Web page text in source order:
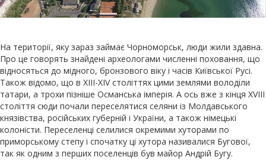
На території, яку зараз займає Чорноморськ, люди жили здавна.
Про це говорять знайдені археологами численні поховання, що
відносяться до мідного, бронзового віку і часів Київської Русі.
Також відомо, що в XIII-XIV століттях цими землями володіли
татари, а трохи пізніше Османська імперія. А ось вже з кінця XVIII
століття сюди почали переселятися селяни із Молдавського
князівства, російських губерній і України, а також німецькі
колоністи. Переселенці селилися окремими хуторами по
приморському степу і спочатку ці хутора називалися Бугової,
так як одним з перших поселенців був майор Андрій Бугу.